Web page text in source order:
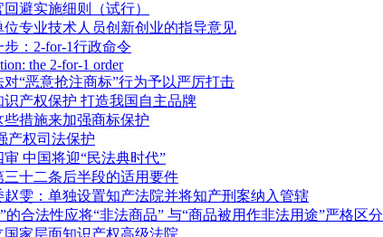
避实施细则（试行）
专业技术人员创新创业的指导意见
：2-for-1行政命令
the 2-for-1 order
“恶意抢注商标”行为予以严厉打击
产权保护 打造我国自主品牌
措施来加强商标保护
产权司法保护
中国将迎“民法典时代”
十二条后半段的适用要件
赵雯：单独设置知产法院并将知产刑案纳入管辖
合法性应将“非法商品” 与“商品被用作非法用途”严格区分
家层面知识产权高级法院